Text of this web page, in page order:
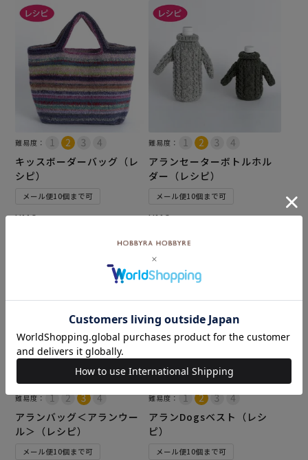
難易度：
キッスボーダーバッグ（レ
シピ）
メール便10個まで可
¥110税込
難易度：
アランセーターボトルホル
ダー（レシピ）
メール便10個まで可
¥110税込
カートに入れる
難易度：
アランバッグ＜アランウー
ル＞（レシピ）
メール便10個まで可
難易度：
アランDogsベスト（レシ
ピ）
メール便10個まで可